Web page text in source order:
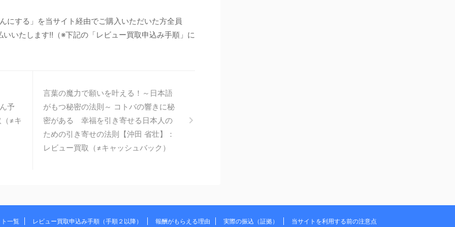
にする」を当サイト経由でご購入いただいた方全員
いたします!!（※下記の「レビュー買取申込み手順」に
予
≠キ
言葉の魔力で願いを叶える！～日本語
がもつ秘密の法則～ コトバの響きに秘
密がある 幸福を引き寄せる日本人の
ための引き寄せの法則【沖田 省壮】：
レビュー買取（≠キャッシュバック）
一覧 レビュー買取申込み手順（手順２以降） 報酬がもらえる理由 実際の振込（証拠） 当サイトを利用する前の注意点